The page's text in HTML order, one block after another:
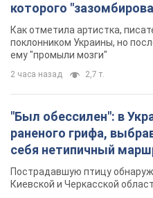
которого
русского не знал, а
геноцида украинцев
Как отметила артистка,
поклонником Украины, но
ему "промыли мозги"
2 часа назад 2,7 т.
"Был обессилен": в
раненого грифа,
себя нетипичный
Пострадавшую птицу
Киевской и Черкасской